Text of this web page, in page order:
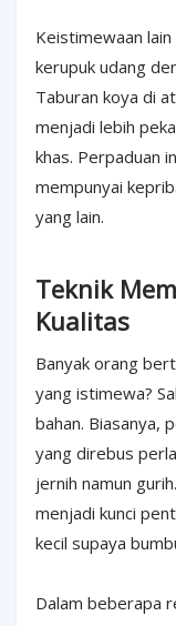
Keistimewaan
kerupuk udang
Taburan koya di
menjadi lebih
khas. Perpaduan
mempunyai
yang lain.
Teknik
Kualitas
Banyak orang
yang istimewa?
bahan. Biasanya,
yang direbus
jernih namun
menjadi kunci
kecil supaya
Dalam beberapa